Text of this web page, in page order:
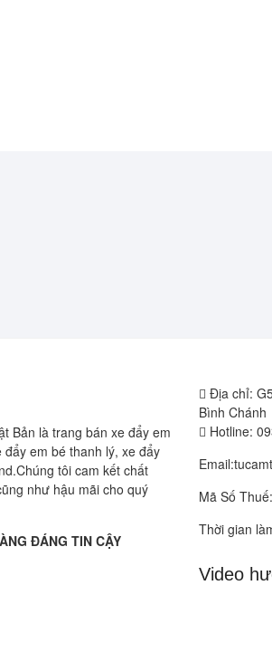
Bản là trang bán xe đẩy em
em bé thanh lý, xe đẩy
tôi cam kết chất
như hậu mãi cho quý
ĐÁNG TIN CẬY
Địa chỉ:
Bình Chánh
Hotline:
Mã Số
Thời gian
Video